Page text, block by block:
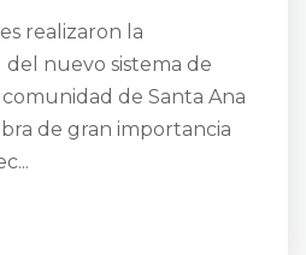
realizaron la
nuevo sistema de
de Santa Ana
de gran importancia